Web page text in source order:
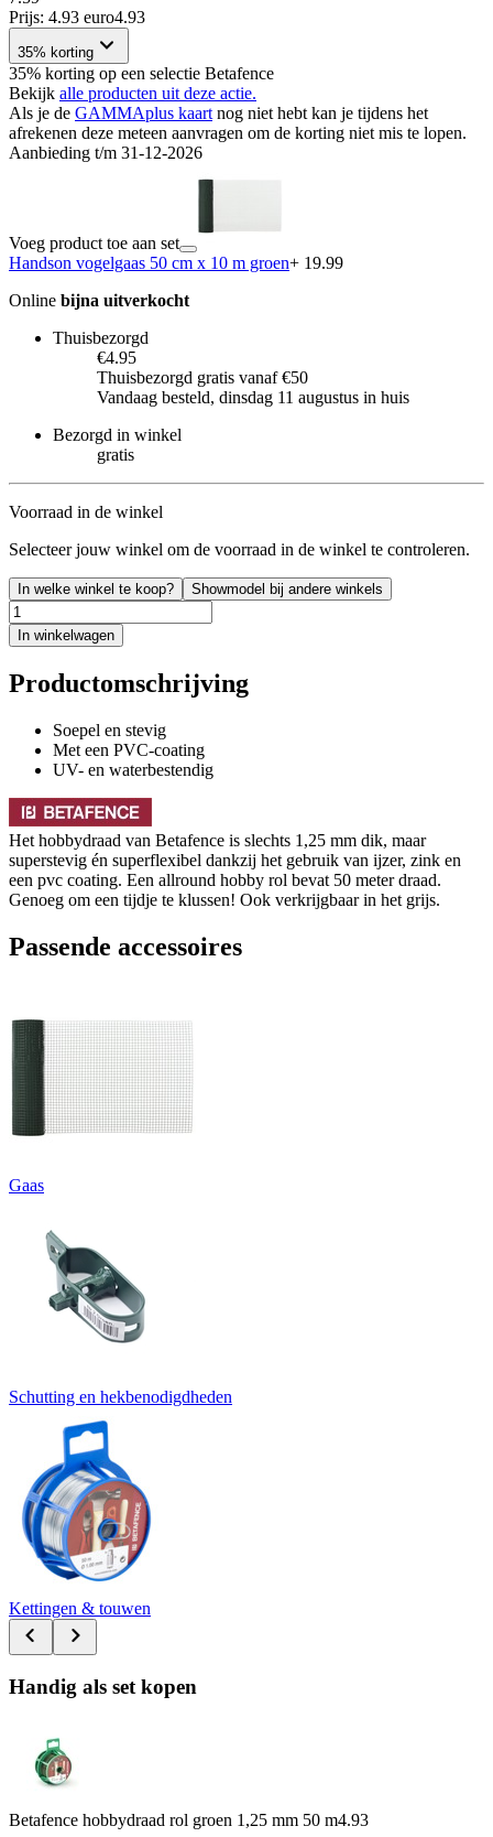
Prijs: 4.93 euro4.93
35% korting
35% korting op een selectie Betafence
Bekijk alle producten uit deze actie.
Als je de GAMMAplus kaart nog niet hebt kan je tijdens het
afrekenen deze meteen aanvragen om de korting niet mis te lopen.
Aanbieding t/m 31-12-2026
Voeg product toe aan set
Handson vogelgaas 50 cm x 10 m groen+ 19.99
Online bijna uitverkocht
Thuisbezorgd
€4.95
Thuisbezorgd gratis vanaf €50
Vandaag besteld, dinsdag 11 augustus in huis
Bezorgd in winkel
gratis
Voorraad in de winkel
Selecteer jouw winkel om de voorraad in de winkel te controleren.
In welke winkel te koop? Showmodel bij andere winkels
In winkelwagen
Productomschrijving
Soepel en stevig
Met een PVC-coating
UV- en waterbestendig
Het hobbydraad van Betafence is slechts 1,25 mm dik, maar
superstevig én superflexibel dankzij het gebruik van ijzer, zink en
een pvc coating. Een allround hobby rol bevat 50 meter draad.
Genoeg om een tijdje te klussen! Ook verkrijgbaar in het grijs.
Passende accessoires
Gaas
Schutting en hekbenodigdheden
Kettingen & touwen
Handig als set kopen
Betafence hobbydraad rol groen 1,25 mm 50 m4.93